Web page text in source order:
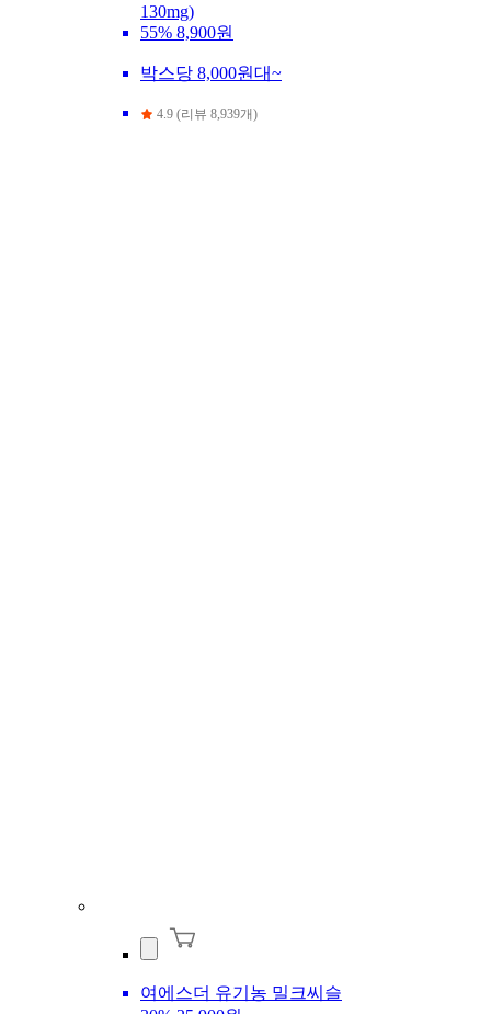
130mg)
55% 8,900원
박스당 8,000원대~
4.9 (리뷰 8,939개)
여에스더 유기농 밀크씨슬